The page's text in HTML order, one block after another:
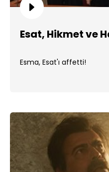
Esat, Hikmet ve
Esma, Esat'ı affetti!